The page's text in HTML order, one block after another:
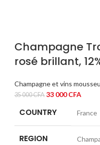
Champagne
rosé brillant,
Champagne et vins
35 000CFA Le
initial
35
33 000CFALe
actuel
est :
33
COUNTRY France
REGION